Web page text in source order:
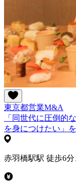
東京都営業M&A
「同世代に圧倒的
を身につけたい」
赤羽橋駅駅 徒歩6